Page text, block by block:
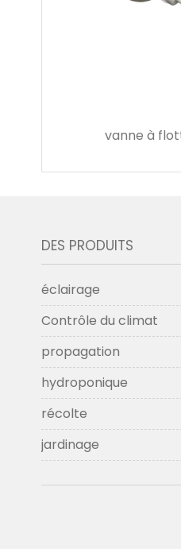
vanne à
DES PRODUITS
éclairage
Contrôle du climat
propagation
hydroponique
récolte
jardinage